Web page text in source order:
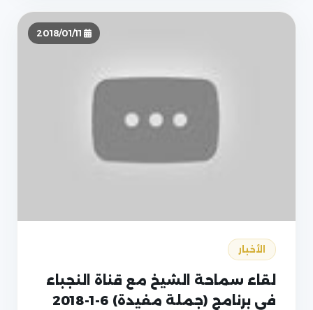
الأخبار
لقاء سماحة الشيخ مع قناة النجباء
في برنامج (جملة مفيدة) 6-1-2018